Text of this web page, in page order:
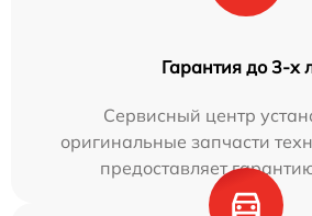
Гарантия до 3-х
Сервисный центр
оригинальные запчасти
предоставляет